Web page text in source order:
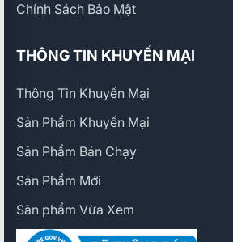
Chính Sách Bảo Mật
THÔNG TIN KHUYẾN MẠI
Thông Tin Khuyến Mại
Sản Phẩm Khuyến Mại
Sản Phẩm Bán Chạy
Sản Phẩm Mới
Sản phẩm Vừa Xem